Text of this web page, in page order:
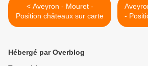
< Aveyron - Mouret -
Position châteaux sur carte
-
Hébergé par Overblog